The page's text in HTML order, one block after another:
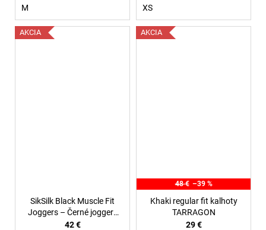
M XS
AKCIA
SikSilk Black Muscle Fit
Joggers – Černé joggery
s přiléhavým střihem
42 €
AKCIA
48 € –39 %
Khaki regular fit kalhoty
TARRAGON
29 €